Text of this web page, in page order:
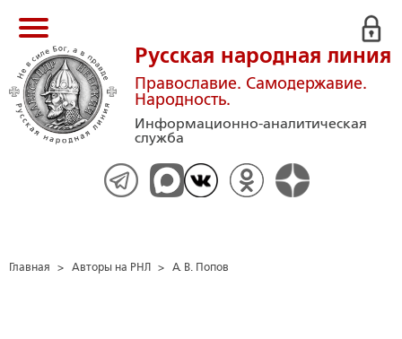
Русская народная линия
Православие. Самодержавие.
Народность.
Информационно-аналитическая
служба
Главная > Авторы на РНЛ > А. В. Попов